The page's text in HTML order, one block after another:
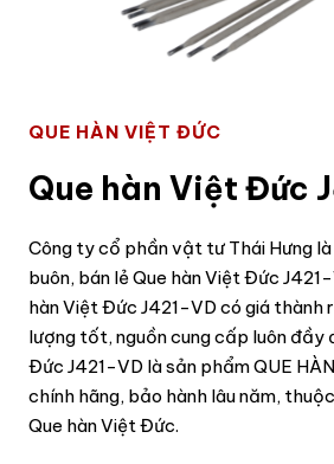
QUE HÀN VIỆT ĐỨC
Que hàn Việt Đức
Công ty cổ phần vật tư Thái Hưng
buôn, bán lẻ Que hàn Việt Đức
hàn Việt Đức J421-VD có giá thành
lượng tốt, nguồn cung cấp luôn đầy
Đức J421-VD là sản phẩm QUE
chính hãng, bảo hành lâu năm,
Que hàn Việt Đức.